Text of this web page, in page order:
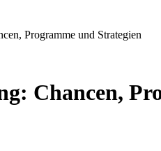
Programme und Strategien
Chancen,